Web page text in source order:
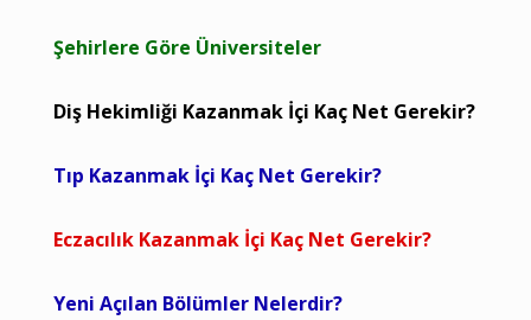
Şehirlere Göre Üniversiteler
Diş Hekimliği Kazanmak İçi Kaç Net Gerekir?
Tıp Kazanmak İçi Kaç Net Gerekir?
Eczacılık Kazanmak İçi Kaç Net Gerekir?
Yeni Açılan Bölümler Nelerdir?